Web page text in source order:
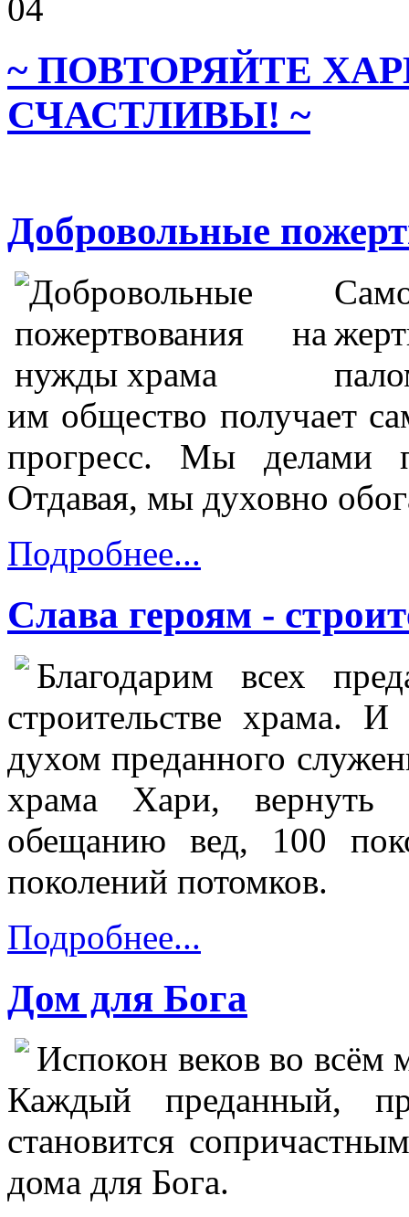
~ ПОВТОРЯЙТЕ
СЧАСТЛИВЫ! ~
Добровольные
им общество получает
прогресс. Мы делами
Отдавая, мы духовно
Подробнее...
Слава героям -
Благодарим всех
строительстве храма. И
духом преданного
храма Хари, вернуть
обещанию вед, 100
поколений потомков.
Подробнее...
Дом для Бога
Испокон веков во всём
Каждый преданный,
становится
дома для Бога.